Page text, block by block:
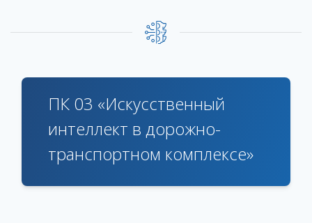
ПК 03 «Искусственный
интеллект в дорожно-
транспортном комплексе»